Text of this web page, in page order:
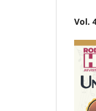
Vol.